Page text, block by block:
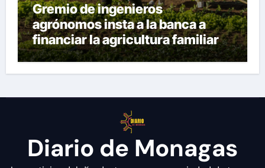
Gremio de ingenieros
agrónomos insta a la banca a
financiar la agricultura familiar
Diario de Monagas